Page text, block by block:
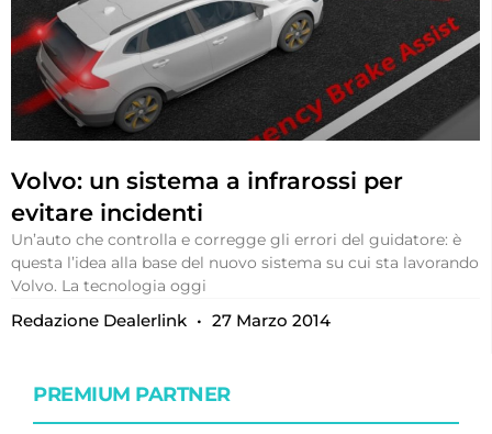
Volvo: un sistema a infrarossi per
evitare incidenti
Un’auto che controlla e corregge gli errori del guidatore: è
questa l’idea alla base del nuovo sistema su cui sta lavorando
Volvo. La tecnologia oggi
Redazione Dealerlink 27 Marzo 2014
PREMIUM PARTNER